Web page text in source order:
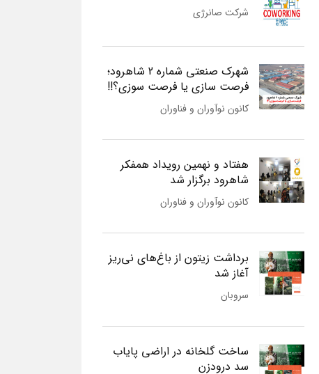
شرکت صانرژی
شهرک صنعتی شماره 2 شاهرود؛
فرصت سازی یا فرصت سوزی؟!!
کانون نوآوران و فناوران
هفتاد و نهمین رویداد همفکر
شاهرود برگزار شد
کانون نوآوران و فناوران
برداشت زیتون از باغ‌های نی‌ریز
آغاز شد
سروبان
ساخت گلخانه در اراضی پایاب
سد درودزن